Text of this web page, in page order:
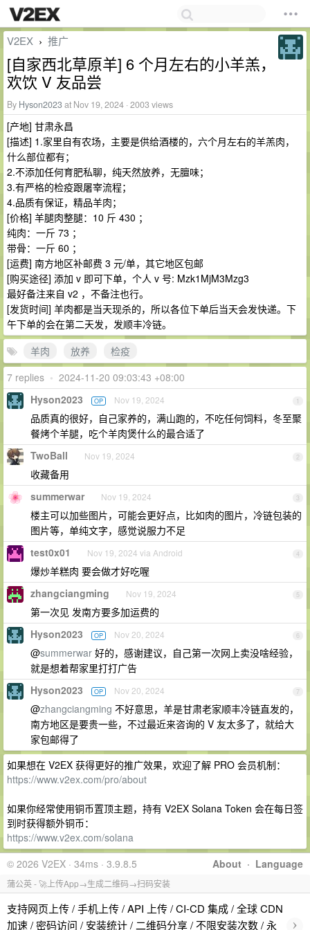
V2EX › 推广
[自家西北草原羊] 6 个月左右的小羊羔，
欢饮 V 友品尝
By Hyson2023at Nov 19, 2024 · 2003 views
[产地] 甘肃永昌
[描述] 1.家里自有农场，主要是供给酒楼的，六个月左右的羊羔肉，
什么部位都有；
2.不添加任何育肥私聊，纯天然放养，无膻味；
3.有严格的检疫跟屠宰流程；
4.品质有保证，精品羊肉；
[价格] 羊腿肉整腿：10 斤 430 ；
纯肉：一斤 73 ；
带骨：一斤 60 ；
[运费] 南方地区补邮费 3 元/单，其它地区包邮
[购买途径] 添加 v 即可下单，个人 v 号: Mzk1MjM3Mzg3
最好备注来自 v2 ，不备注也行。
[发货时间] 羊肉都是当天现杀的，所以各位下单后当天会发快递。下
午下单的会在第二天发，发顺丰冷链。
羊肉
放养
检疫
7 replies • 2024-11-20 09:03:43 +08:00
1
Hyson2023 OP Nov 19, 2024
品质真的很好，自己家养的，满山跑的，不吃任何饲料，冬至聚
餐烤个羊腿，吃个羊肉煲什么的最合适了
2
TwoBall Nov 19, 2024
收藏备用
3
summerwar Nov 19, 2024
楼主可以加些图片，可能会更好点，比如肉的图片，冷链包装的
图片等，单纯文字，感觉说服力不足
4
test0x01 Nov 19, 2024 via Android
爆炒羊糕肉 要会做才好吃喔
5
zhangciangming Nov 19, 2024
第一次见 发南方要多加运费的
6
Hyson2023 OP Nov 20, 2024
@summerwar 好的，感谢建议，自己第一次网上卖没啥经验，
就是想着帮家里打打广告
7
Hyson2023 OP Nov 20, 2024
@zhangciangming 不好意思，羊是甘肃老家顺丰冷链直发的，
南方地区是要贵一些，不过最近来咨询的 V 友太多了，就给大
家包邮得了
如果想在 V2EX 获得更好的推广效果，欢迎了解 PRO 会员机制：
https://www.v2ex.com/pro/about
如果你经常使用铜币置顶主题，持有 V2EX Solana Token 会在每日签
到时获得额外铜币：
https://www.v2ex.com/solana
About · Language
© 2026 V2EX · 34ms · 3.9.8.5
蒲公英 - 🚀上传App→生成二维码→扫码安装
支持网页上传 / 手机上传 / API 上传 / CI-CD 集成 / 全球 CDN
加速 / 密码访问 / 安装统计 / 二维码分享 / 不限安装次数 / 永
›